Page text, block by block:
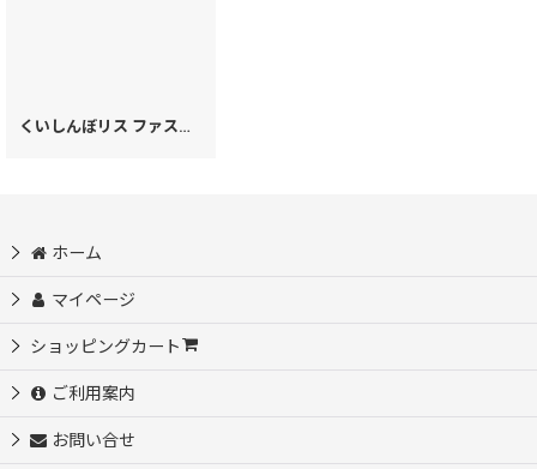
くいしんぼリス ファスナー小銭入れ［t］
ホーム
マイページ
ショッピングカート
ご利用案内
お問い合せ